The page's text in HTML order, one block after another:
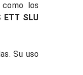
como los
ETT SLU
Su uso